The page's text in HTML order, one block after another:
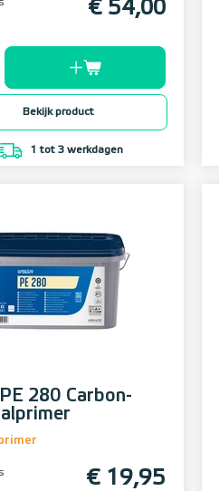
€ 54,00
Bekijk product
1 tot 3 werkdagen
280 Carbon-
€ 19,95